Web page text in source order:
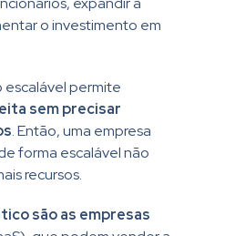
o investimento em
escalável permite
sem precisar
. Então, uma empresa
forma escalável não
recursos.
são as empresas